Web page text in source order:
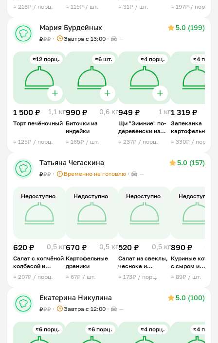
≈ 216₽ / порц.
≈ 115₽ / шт.
≈ 31₽ / шт.
≈ 197₽ / порц.
Мария Бурдейных 5.0 (199)
₽₽₽ Завтра c 13:00 —
≈12 порц.
1 500 ₽ 1,1 кг
Торт печёночный
≈ 125₽ / порц.
≈6 шт.
990 ₽ 0,6 кг
Биточки из
индейки
≈ 165₽ / шт.
≈4 порц.
949 ₽ 1 кг
Щи "Зимние" по-
деревенски из
квашеной
капусты
≈ 237₽ / порц.
≈4 порц.
1 319 ₽
Запеканка
картофельная с
фаршем
≈ 330₽ / порц.
Татьяна Чегаскина 5.0 (157)
₽₽₽ Временно не готовлю —
Недоступно
620 ₽ 0,5 кг
Салат с копчёной
колбасой и
сухариками
≈ 207₽ / порц.
Недоступно
670 ₽ 0,5 кг
Картофельные
драники
≈ 67₽ / шт.
Недоступно
520 ₽ 0,5 кг
Салат из свеклы,
чеснока и
грецких орехов
≈ 173₽ / порц.
Недоступно
890 ₽
Куриные
с сыром и
зеленью
≈ 89₽ / шт.
Екатерина Никулина 5.0 (100)
₽₽₽ Завтра c 12:00 —
≈6 порц. ≈6 порц. ≈4 порц. ≈4 порц.